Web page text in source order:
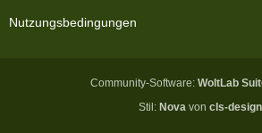
Nutzungsbedingungen
Community-Software: WoltLab
Stil: Nova von cls-design